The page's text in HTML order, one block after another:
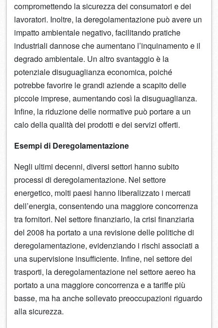
compromettendo la sicurezza dei consumatori e dei
lavoratori. Inoltre, la deregolamentazione può avere un
impatto ambientale negativo, facilitando pratiche
industriali dannose che aumentano l’inquinamento e il
degrado ambientale. Un altro svantaggio è la
potenziale disuguaglianza economica, poiché
potrebbe favorire le grandi aziende a scapito delle
piccole imprese, aumentando così la disuguaglianza.
Infine, la riduzione delle normative può portare a un
calo della qualità dei prodotti e dei servizi offerti.
Esempi di Deregolamentazione
Negli ultimi decenni, diversi settori hanno subito
processi di deregolamentazione. Nel settore
energetico, molti paesi hanno liberalizzato i mercati
dell’energia, consentendo una maggiore concorrenza
tra fornitori. Nel settore finanziario, la crisi finanziaria
del 2008 ha portato a una revisione delle politiche di
deregolamentazione, evidenziando i rischi associati a
una supervisione insufficiente. Infine, nel settore dei
trasporti, la deregolamentazione nel settore aereo ha
portato a una maggiore concorrenza e a tariffe più
basse, ma ha anche sollevato preoccupazioni riguardo
alla sicurezza.